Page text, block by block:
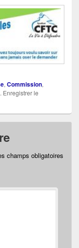
, Commission,
. Enregistrer le
champs obligatoires